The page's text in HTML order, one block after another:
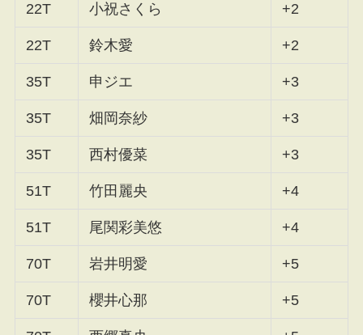
22T 小祝さくら +2
22T 鈴木愛 +2
35T 申ジエ +3
35T 畑岡奈紗 +3
35T 西村優菜 +3
51T 竹田麗央 +4
51T 尾関彩美悠 +4
70T 岩井明愛 +5
70T 櫻井心那 +5